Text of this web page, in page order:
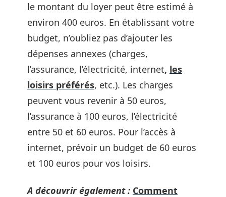
le montant du loyer peut être estimé à
environ 400 euros. En établissant votre
budget, n’oubliez pas d’ajouter les
dépenses annexes (charges,
l’assurance, l’électricité, internet, les
loisirs préférés, etc.). Les charges
peuvent vous revenir à 50 euros,
l’assurance à 100 euros, l’électricité
entre 50 et 60 euros. Pour l’accès à
internet, prévoir un budget de 60 euros
et 100 euros pour vos loisirs.
A découvrir également : Comment